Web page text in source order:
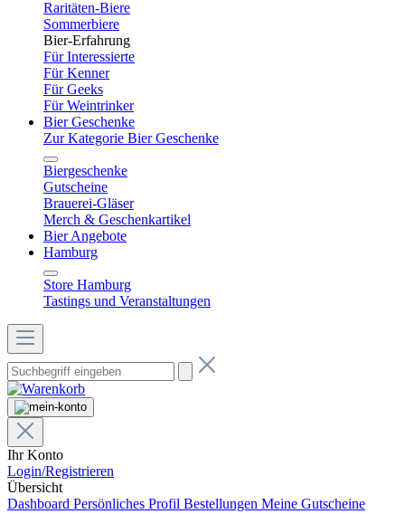
Raritäten-Biere
Sommerbiere
Bier-Erfahrung
Für Interessierte
Für Kenner
Für Geeks
Für Weintrinker
Bier Geschenke
Zur Kategorie Bier Geschenke
Biergeschenke
Gutscheine
Brauerei-Gläser
Merch & Geschenkartikel
Bier Angebote
Hamburg
Store Hamburg
Tastings und Veranstaltungen
Ihr Konto
Login/Registrieren
Übersicht
Dashboard Persönliches Profil Bestellungen Meine Gutscheine